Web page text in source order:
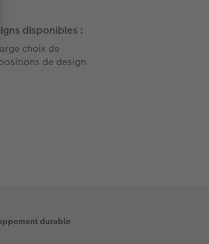
disponibles :
choix de
de design
durable